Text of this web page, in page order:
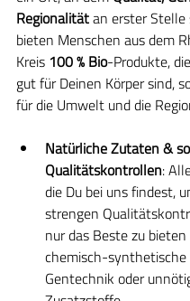
Regionalität an erster
bieten Menschen aus dem
Kreis 100 % Bio-Produkte,
gut für Deinen Körper sind,
für die Umwelt und die
Natürliche Zutaten &
Qualitätskontrollen:
die Du bei uns findest,
strengen
nur das Beste zu
chemisch-
Gentechnik oder